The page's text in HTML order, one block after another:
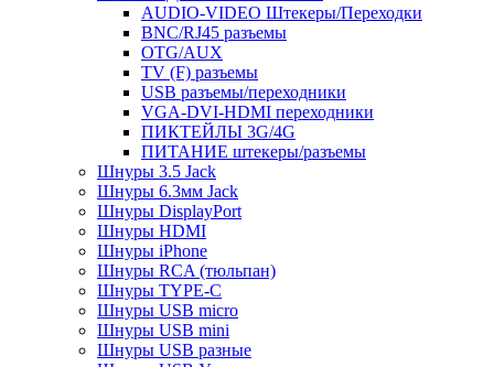
AUDIO-VIDEO Штекеры/Переходки
BNC/RJ45 разъемы
OTG/AUX
TV (F) разъемы
USB разъемы/переходники
VGA-DVI-HDMI переходники
ПИКТЕЙЛЫ 3G/4G
ПИТАНИЕ штекеры/разъемы
Шнуры 3.5 Jack
Шнуры 6.3мм Jack
Шнуры DisplayPort
Шнуры HDMI
Шнуры iPhone
Шнуры RCA (тюльпан)
Шнуры TYPE-C
Шнуры USB micro
Шнуры USB mini
Шнуры USB разные